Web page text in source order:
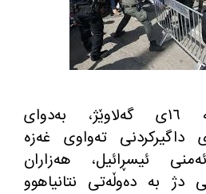
شه‌وی پێنجشه‌ممه‌ ١٦ی گه‌لاوێژ، به‌دوای
داگیركردنی ته‌واوی غه‌زه‌
ئیسڕائیل، هه‌زاران
دژ به‌ ده‌وڵه‌تی نتانیاهوو